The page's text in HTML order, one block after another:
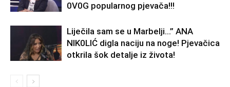
0V0G popularnog pjevača!!!
Liječila sam se u Marbelji…” ANA
NlK0LlĆ digla naciju na noge! Pjevačica
otkrila šok detalje iz života!